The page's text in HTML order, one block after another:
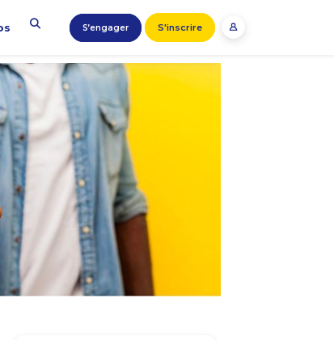
S’engager S'inscrire